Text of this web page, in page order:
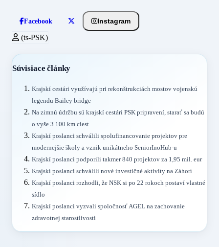
Facebook Instagram
(ts-PSK)
Súvisiace články
Krajskí cestári využívajú pri rekonštrukciách mostov vojenskú
legendu Bailey bridge
Na zimnú údržbu sú krajskí cestári PSK pripravení, starať sa budú
o vyše 3 100 km ciest
Krajskí poslanci schválili spolufinancovanie projektov pre
modernejšie školy a vznik unikátneho SeniorInoHub-u
Krajskí poslanci podporili takmer 840 projektov za 1,95 mil. eur
Krajskí poslanci schválili nové investičné aktivity na Záhorí
Krajskí poslanci rozhodli, že NSK si po 22 rokoch postaví vlastné
sídlo
Krajskí poslanci vyzvali spoločnosť AGEL na zachovanie
zdravotnej starostlivosti